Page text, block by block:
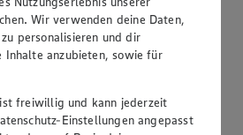
Wir verwenden deine Daten,
personalisieren und dir
Inhalte anzubieten, sowie für
freiwillig und kann jederzeit
Einstellungen angepasst